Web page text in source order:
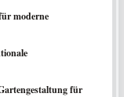
moderne
für